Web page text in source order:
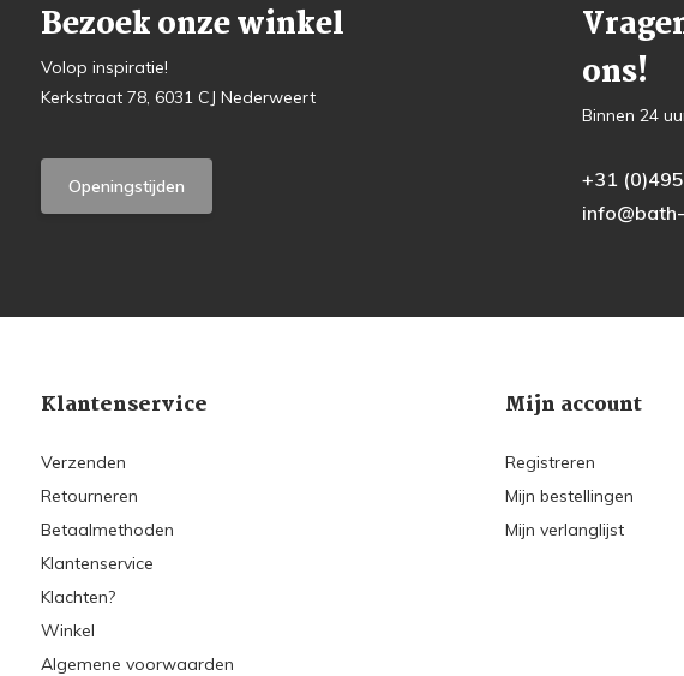
Bezoek onze winkel
Volop inspiratie!
Kerkstraat 78, 6031 CJ Nederweert
Openingstijden
ons!
Binnen 24
+31
Klantenservice
Verzenden
Retourneren
Betaalmethoden
Klantenservice
Klachten?
Winkel
Algemene voorwaarden
Mijn account
Registreren
Mijn bestellingen
Mijn verlanglijst